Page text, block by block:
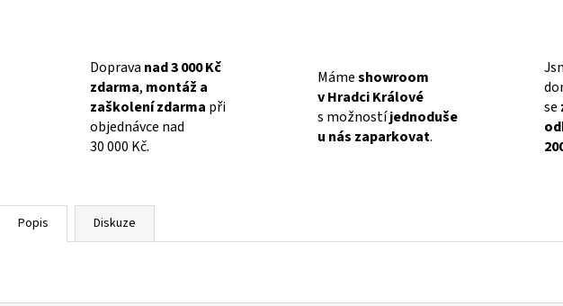
Doprava nad 3 000 Kč
zdarma, montáž a
zaškolení zdarma při
objednávce nad
30 000 Kč.
Mámeshowroom
v Hradci Králové
s možnostíjednoduše
u nás zaparkovat.
se
Popis Diskuze